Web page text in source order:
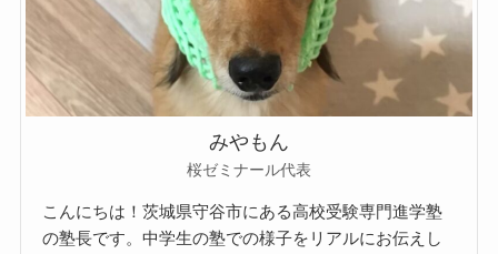
みやもん
桜ゼミナール代表
こんにちは！茨城県守谷市にある高校受験専門進学塾
の塾長です。中学生の塾での様子をリアルにお伝えし